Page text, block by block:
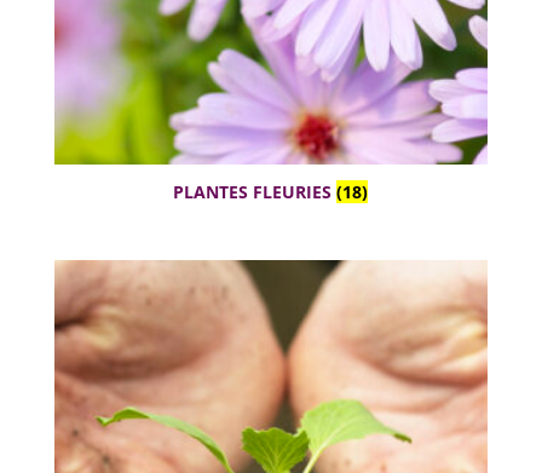
PLANTES FLEURIES(18)